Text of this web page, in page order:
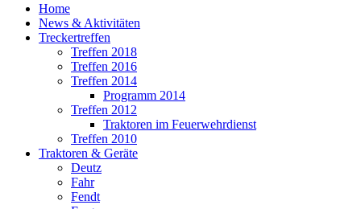
Home
News & Aktivitäten
Treckertreffen
Treffen 2018
Treffen 2016
Treffen 2014
Programm 2014
Treffen 2012
Traktoren im Feuerwehrdienst
Treffen 2010
Traktoren & Geräte
Deutz
Fahr
Fendt